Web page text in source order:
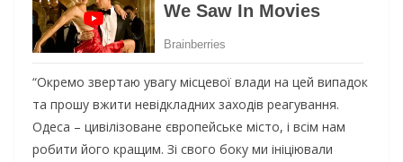
“Окремо звертаю увагу місцевої влади на цей випадок
та прошу вжити невідкладних заходів реагування.
Одеса – цивілізоване європейське місто, і всім нам
робити його кращим. Зі свого боку ми ініціювали